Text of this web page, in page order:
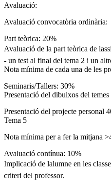
Avaluació:
Avaluació convocatòria ordinària:
Part teòrica: 20%
Avaluació de la part teòrica de
- un test al final del tema 2 i un
Nota mínima de cada una de les
Seminaris/Tallers: 30%
Presentació del dibuixos del
Presentació del projecte personal
Tema 5
Nota mínima per a fer la mitjana
Avaluació contínua: 10%
Implicació de lalumne en les
criteri del professor.